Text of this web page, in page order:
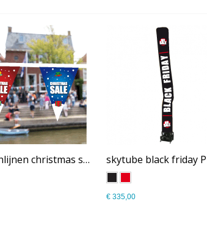
vlaggenlijnen christmas sale PM-008
€ 335,00